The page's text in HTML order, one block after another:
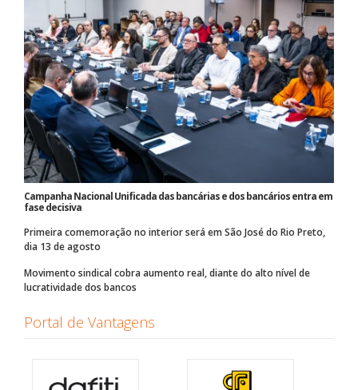
Campanha Nacional Unificada das bancárias e dos bancários entra em
fase decisiva
Primeira comemoração no interior será em São José do Rio Preto,
dia 13 de agosto
Movimento sindical cobra aumento real, diante do alto nível de
lucratividade dos bancos
Portal de Vantagens